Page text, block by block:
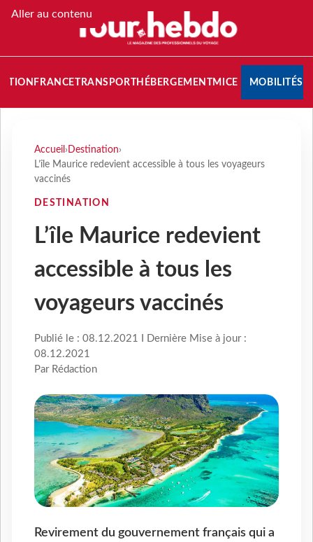
Aller au contenu
FRANCETRANSPORT HÉBERGEMENTMICE MOBILITÉS
Accueil › Destination›
L’île Maurice redevient accessible à tous les voyageurs
vaccinés
DESTINATION
L’île Maurice redevient
accessible à tous les
voyageurs vaccinés
Publié le : 08.12.2021 I Dernière Mise à jour :
08.12.2021
Par Rédaction
Revirement du gouvernement français qui a